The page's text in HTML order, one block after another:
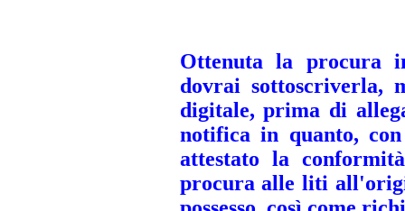
Ottenuta la procura
dovrai sottoscriverla,
digitale, prima di
notifica in quanto,
attestato la
procura alle liti